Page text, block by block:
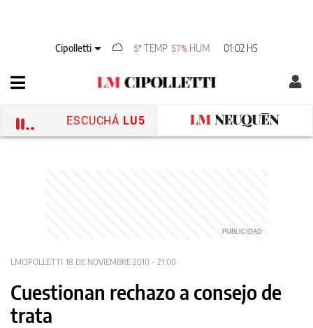
Cipolletti 5°TEMP 57% HUM 01:02 HS
ESCUCHÁ LU5
LMCIPOLLETTI 18 DE NOVIEMBRE 2010 - 21:00
Cuestionan rechazo a consejo de
trata